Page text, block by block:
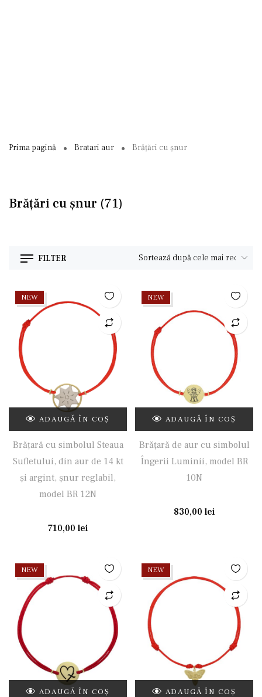
Prima pagină Bratari aur Brățări cu șnur
Brățări cu șnur (71)
FILTER
NEW
ADAUGĂ ÎN COȘ
Brățară cu simbolul Steaua
Sufletului, din aur de 14 kt
și argint, șnur reglabil,
model BR 12N
710,00 lei
NEW
ADAUGĂ ÎN COȘ
Brățară de aur cu simbolul
Îngerii Luminii, model BR
10N
830,00 lei
NEW
ADAUGĂ ÎN COȘ
NEW
ADAUGĂ ÎN COȘ